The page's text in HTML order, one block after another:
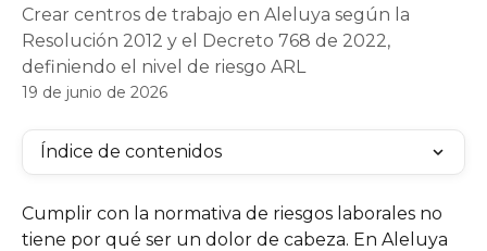
Crear centros de trabajo en Aleluya según la
Resolución 2012 y el Decreto 768 de 2022,
definiendo el nivel de riesgo ARL
19 de junio de 2026
Índice de contenidos
Cumplir con la normativa de riesgos laborales no
tiene por qué ser un dolor de cabeza. En Aleluya